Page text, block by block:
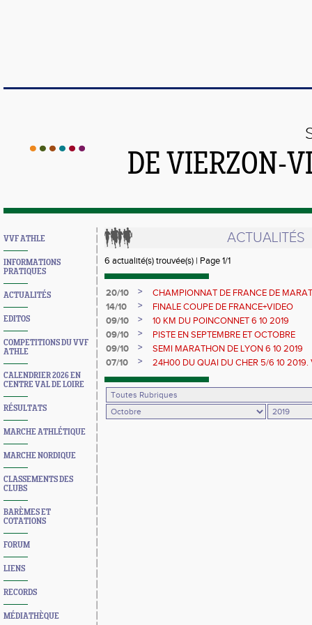
DE VIERZON-
VVF ATHLE
INFORMATIONS
PRATIQUES
ACTUALITÉS
EDITOS
COMPETITIONS DU VVF
ATHLE
CALENDRIER 2026 EN
CENTRE VAL DE LOIRE
RÉSULTATS
MARCHE ATHLÉTIQUE
MARCHE NORDIQUE
CLASSEMENTS DES
CLUBS
BARÈMES ET
COTATIONS
FORUM
LIENS
RECORDS
MÉDIATHÈQUE
ACTUALITÉS
6 actualité(s) trouvée(s) | Page 1/1
20/10 >
CHAMPIONNAT DE FRANCE DE
14/10
>
FINALE COUPE DE FRANCE+VIDEO
09/10
>
10 KM DU POINCONNET 6 10 2019
09/10
>
PISTE EN SEPTEMBRE ET OCTOBRE
09/10
>
SEMI MARATHON DE LYON 6 10 2019
07/10
> 24H00 DU QUAI DU CHER 5/6 10 2019.